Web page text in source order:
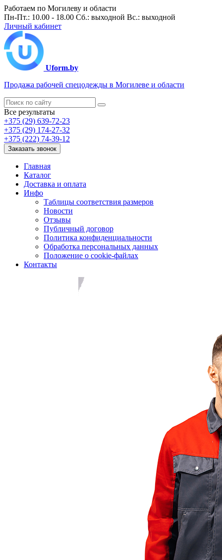
Работаем по Могилеву и области
Пн-Пт.: 10.00 - 18.00 Сб.: выходной Вс.: выходной
Личный кабинет
Uform.by
Продажа рабочей спецодежды в Могилеве и области
Все результаты
+375 (29) 639-72-23
+375 (29) 174-27-32
+375 (222) 74-39-12
Заказать звонок
Главная
Каталог
Доставка и оплата
Инфо
Таблицы соответствия размеров
Новости
Отзывы
Публичный договор
Политика конфиденциальности
Обработка персональных данных
Положение о cookie-файлах
Контакты